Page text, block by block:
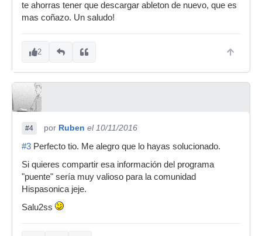
te ahorras tener que descargar ableton de nuevo, que es
mas coñazo. Un saludo!
2
#4 por Ruben el 10/11/2016
#3 Perfecto tio. Me alegro que lo hayas solucionado.
Si quieres compartir esa información del programa
"puente" sería muy valioso para la comunidad
Hispasonica jeje.
Salu2ss